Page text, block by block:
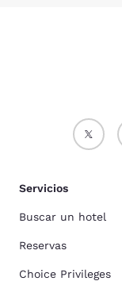
Servicios
Buscar un hotel
Reservas
Choice Privileges